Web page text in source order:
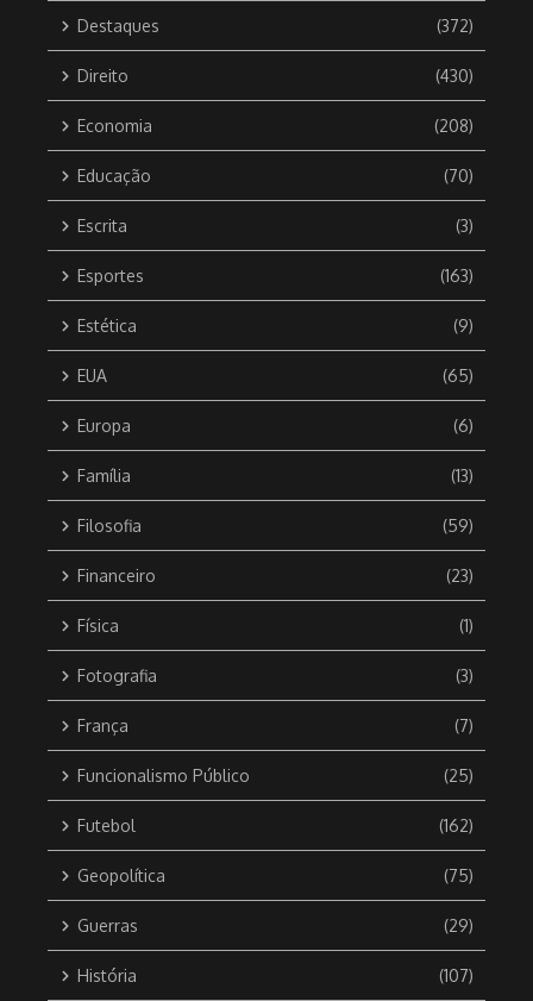
Destaques (372)
Direito (430)
Economia (208)
Educação (70)
Escrita (3)
Esportes (163)
Estética (9)
EUA (65)
Europa (6)
Família (13)
Filosofia (59)
Financeiro (23)
Física (1)
Fotografia (3)
França (7)
Funcionalismo Público (25)
Futebol (162)
Geopolítica (75)
Guerras (29)
História (107)